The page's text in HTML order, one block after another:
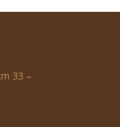
33 –